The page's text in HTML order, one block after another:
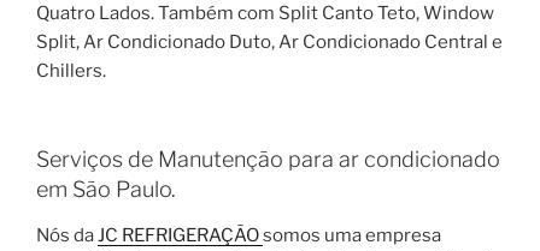
Quatro Lados. Também com Split Canto Teto, Window
Split, Ar Condicionado Duto, Ar Condicionado Central e
Chillers.
Serviços de Manutenção para ar condicionado
em São Paulo.
Nós daJC REFRIGERAÇÃOsomos uma empresa